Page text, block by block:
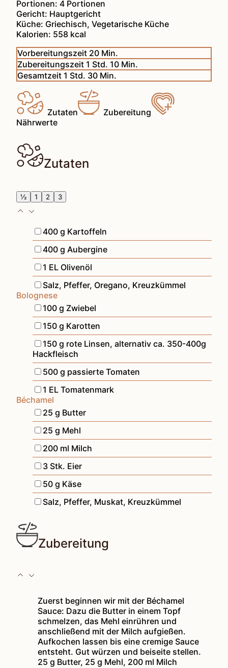
Portionen:4 Portionen
Gericht: Hauptgericht
Küche: Griechisch, Vegetarische Küche
Kalorien: 558 kcal
Vorbereitungszeit 20Minuten
Min.
Zubereitungszeit 1 Stunde
Std. 10Minuten
Min.
Gesamtzeit 1 Stunde
Std. 30Minuten
Min.
Zutaten
Zubereitung
Nährwerte
Zutaten
½ 1 2 3
▢
400 g Kartoffeln
▢
400 g Aubergine
▢
1 EL Olivenöl
▢
Salz, Pfeffer, Oregano, Kreuzkümmel
Bolognese
▢
100 g Zwiebel
▢
150 g Karotten
▢
150 g rote Linsen,alternativ ca. 350-400g
Hackfleisch
▢
500 g passierte Tomaten
▢
1 EL Tomatenmark
Béchamel
▢
25 g Butter
▢
25 g Mehl
▢
200 ml Milch
▢
3 Stk. Eier
▢
50 g Käse
▢
Salz, Pfeffer, Muskat, Kreuzkümmel
Zubereitung
Zuerst beginnen wir mit der Béchamel
Sauce: Dazu die Butter in einem Topf
schmelzen, das Mehl einrühren und
anschließend mit der Milch aufgießen.
Aufkochen lassen bis eine cremige Sauce
entsteht. Gut würzen und beiseite stellen.
25 g Butter, 25 g Mehl, 200 ml Milch